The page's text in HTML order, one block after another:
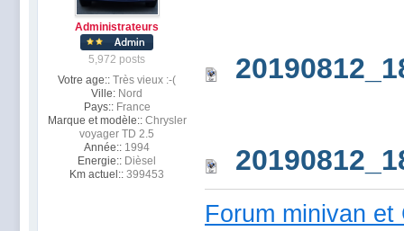
Administrateurs
5,972 posts
Votre age:: Très vieux :-(
Ville: Nord
Pays:: France
Marque et modèle:: Chrysler
voyager TD 2.5
Année:: 1994
Energie:: Dièsel
Km actuel:: 399453
Forum minivan